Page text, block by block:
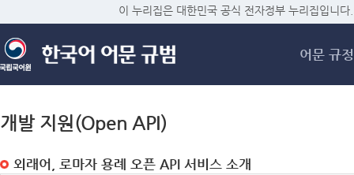
메
이 누리집은 대한민국 공식 전자정부 누리집입니다.
어문 규정
개발 지원(Open API)
외래어, 로마자 용례 오픈 API 서비스 소개